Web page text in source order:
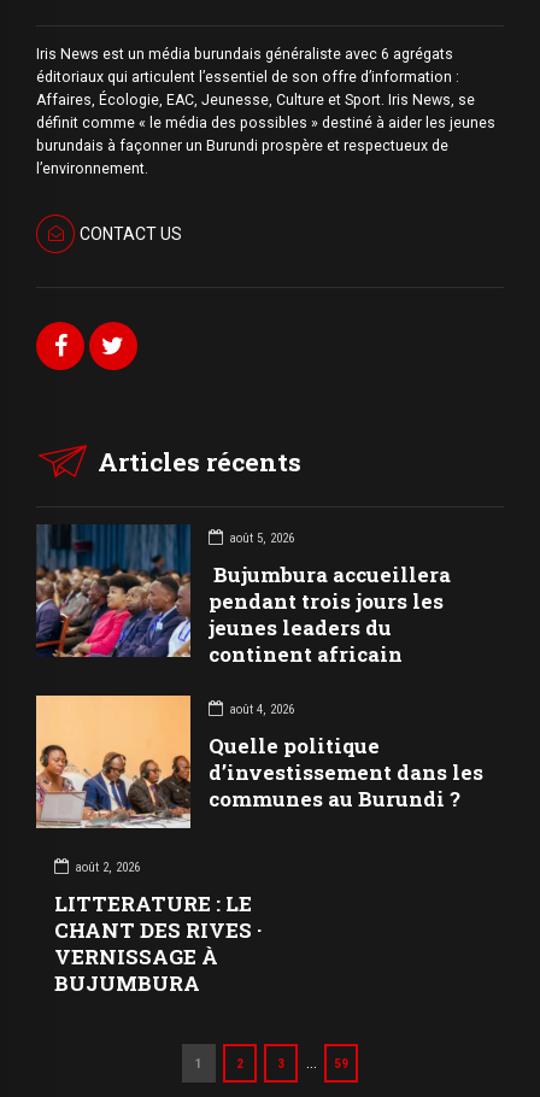
Iris News est un média burundais généraliste avec 6 agrégats
éditoriaux qui articulent l’essentiel de son offre d’information :
Affaires, Écologie, EAC, Jeunesse, Culture et Sport. Iris News, se
définit comme « le média des possibles » destiné à aider les jeunes
burundais à façonner un Burundi prospère et respectueux de
l’environnement.
CONTACT US
Articles récents
août 5, 2026
Bujumbura accueillera
pendant trois jours les
jeunes leaders du
continent africain
août 4, 2026
Quelle politique
d’investissement dans les
communes au Burundi ?
août 2, 2026
LITTERATURE : LE
CHANT DES RIVES ·
VERNISSAGE À
BUJUMBURA
1 2 3 59